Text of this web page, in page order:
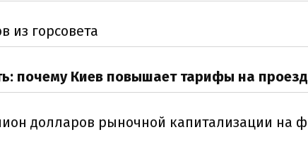
из горсовета
почему Киев повышает тарифы на
долларов рыночной капитализации на